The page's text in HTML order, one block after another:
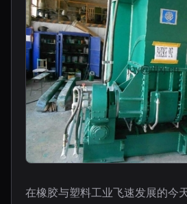
在橡胶与塑料工业飞速发展的今